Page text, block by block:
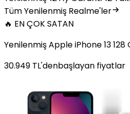
Tüm Yenilenmiş Realme'ler
🔥 EN ÇOK SATAN
Yenilenmiş Apple iPhone 13 128
30.949 TL'denbaşlayan fiyatlar